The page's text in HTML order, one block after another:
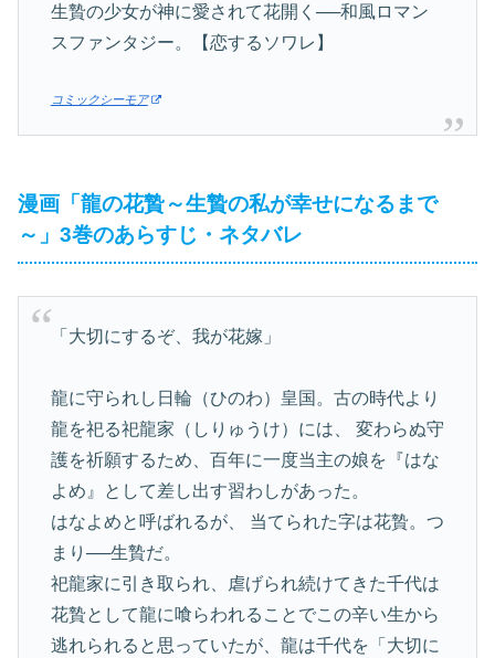
生贄の少女が神に愛されて花開く──和風ロマン
スファンタジー。【恋するソワレ】
コミックシーモア
漫画「龍の花贄～生贄の私が幸せになるまで
～」3巻のあらすじ・ネタバレ
「大切にするぞ、我が花嫁」
龍に守られし日輪（ひのわ）皇国。古の時代より
龍を祀る祀龍家（しりゅうけ）には、 変わらぬ守
護を祈願するため、百年に一度当主の娘を『はな
よめ』として差し出す習わしがあった。
はなよめと呼ばれるが、 当てられた字は花贄。つ
まり──生贄だ。
祀龍家に引き取られ、虐げられ続けてきた千代は
花贄として龍に喰らわれることでこの辛い生から
逃れられると思っていたが、龍は千代を「大切に